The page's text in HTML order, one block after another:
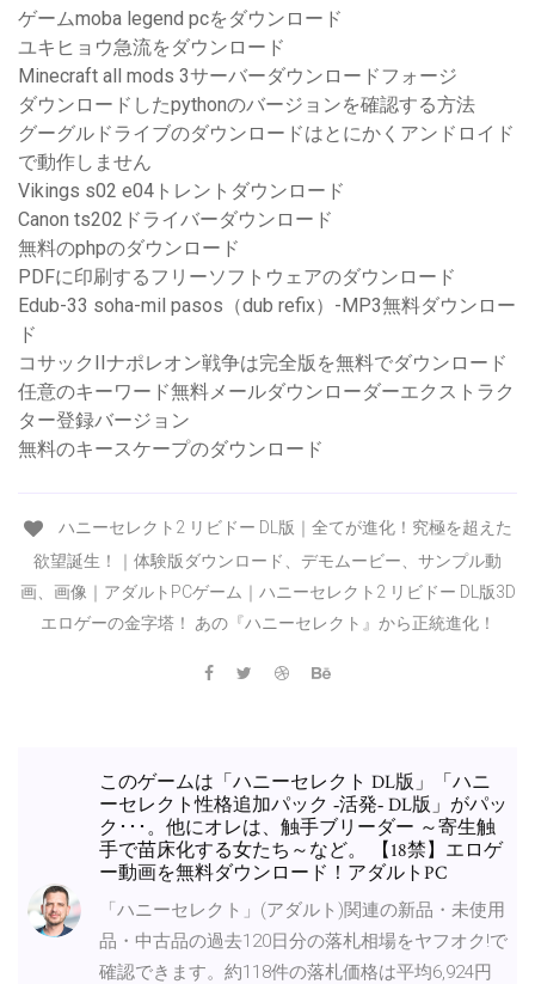
ゲームmoba legend pcをダウンロード
ユキヒョウ急流をダウンロード
Minecraft all mods 3サーバーダウンロードフォージ
ダウンロードしたpythonのバージョンを確認する方法
グーグルドライブのダウンロードはとにかくアンドロイド
で動作しません
Vikings s02 e04トレントダウンロード
Canon ts202ドライバーダウンロード
無料のphpのダウンロード
PDFに印刷するフリーソフトウェアのダウンロード
Edub-33 soha-mil pasos（dub refix）-MP3無料ダウンロー
ド
コサックIIナポレオン戦争は完全版を無料でダウンロード
任意のキーワード無料メールダウンローダーエクストラク
ター登録バージョン
無料のキースケープのダウンロード
ハニーセレクト2 リビドー DL版｜全てが進化！究極を超えた
欲望誕生！｜体験版ダウンロード、デモムービー、サンプル動
画、画像｜アダルトPCゲーム｜ハニーセレクト2 リビドー DL版3D
エロゲーの金字塔！ あの『ハニーセレクト』から正統進化！
このゲームは「ハニーセレクト DL版」「ハニ
ーセレクト性格追加パック ‐活発‐ DL版」がパッ
ク･･･。他にオレは、触手ブリーダー ～寄生触
手で苗床化する女たち～など。 【18禁】エロゲ
ー動画を無料ダウンロード！アダルトPC
「ハニーセレクト」(アダルト)関連の新品・未使用
品・中古品の過去120日分の落札相場をヤフオク!で
確認できます。約118件の落札価格は平均6,924円